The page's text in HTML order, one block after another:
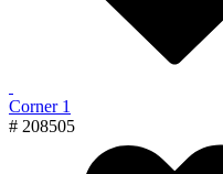
Corner 1
# 208505